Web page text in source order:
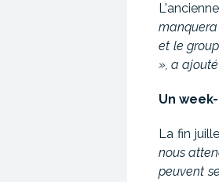
et le
», a
Un
La fin
nous
peuvent